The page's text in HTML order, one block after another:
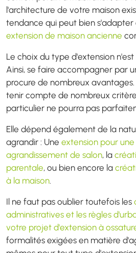
l'architecture de votre maison
tendance qui peut bien s'adapter
extension de maison ancienne
Le choix du type d'extension
Ainsi, se faire accompagner par
procure de nombreux
tenir compte de nombreux
particulier ne pourra pas
Elle dépend également de la
agrandir : Une extension pour une
agrandissement de salon, la
parentale, ou bien encore la
à la maison.
Il ne faut pas oublier toutefois les
administratives et les règles
votre projet d'extension à
formalités exigées en matière